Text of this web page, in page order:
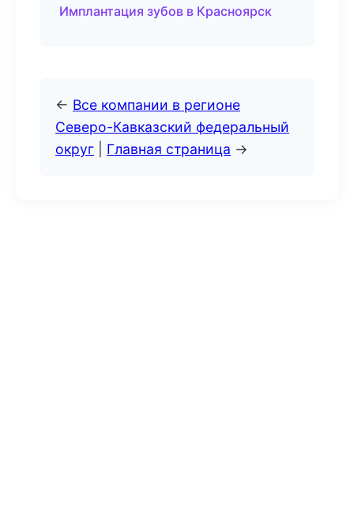
Имплантация зубов в Красноярск
← Все компании в регионе
Северо-Кавказский федеральный
округ
Главная страница →